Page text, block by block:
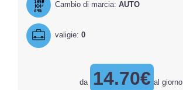
Cambio di marcia: AUTO
valigie: 0
da 14.70€ al giorno